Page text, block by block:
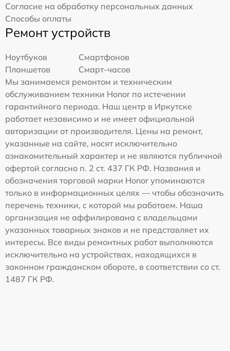
Согласие на обработку персональных данных
Способы оплаты
Ремонт устройств
Ноутбуков
Смартфонов
Планшетов
Смарт-часов
Мы занимаемся ремонтом и техническим
обслуживанием техники Honor по истечении
гарантийного периода. Наш центр в Иркутске
работает независимо и не имеет официальной
авторизации от производителя. Цены на ремонт,
указанные на сайте, носят исключительно
ознакомительный характер и не являются публичной
офертой согласно п. 2 ст. 437 ГК РФ. Названия и
обозначения торговой марки Honor упоминаются
только в информационных целях — чтобы обозначить
перечень техники, с которой мы работаем. Наша
организация не аффилирована с владельцами
указанных товарных знаков и не представляет их
интересы. Все виды ремонтных работ выполняются
исключительно на устройствах, находящихся в
законном гражданском обороте, в соответствии со ст.
1487 ГК РФ.